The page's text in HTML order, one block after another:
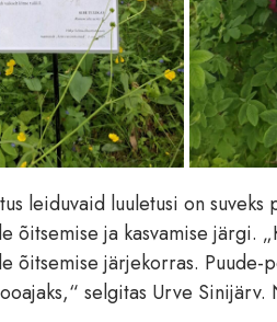
leiduvaid luuletusi on
õitsemise ja kasvamise järgi.
õitsemise järjekorras. Puude-
selgitas Urve